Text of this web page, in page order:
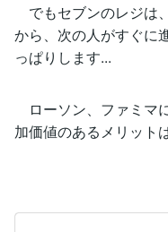
でもセブンのレジは
から、次の人がすぐに
っぱりします...
ローソン、ファミマ
加価値のあるメリット